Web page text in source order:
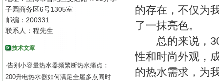
子园商务区6号1305室
邮编：200331
联系人：程先生
技术文章
·告别小容量热水器频繁断热水痛点：
200升电热水器如何满足全屋多点同时
的存在，不仅为
了一抹亮色。
总的来说，
性和时尚外观，
的热水需求，为